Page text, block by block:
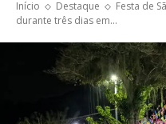
Início Destaque
Festa de
durante três dias em...